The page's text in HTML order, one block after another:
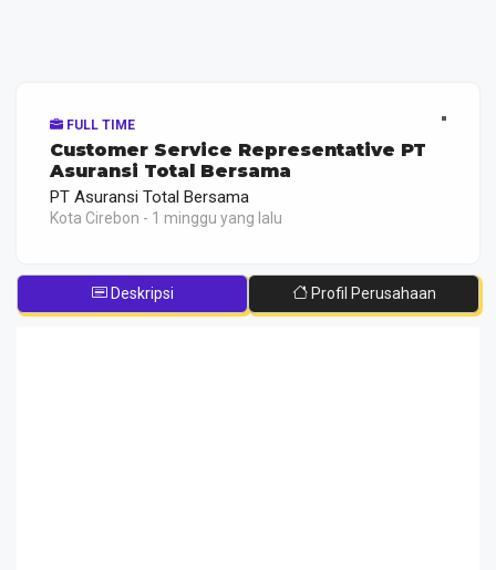
FULL TIME
Customer Service Representative PT
Asuransi Total Bersama
PT Asuransi Total Bersama
Kota Cirebon - 1 minggu yang lalu
Deskripsi Profil Perusahaan